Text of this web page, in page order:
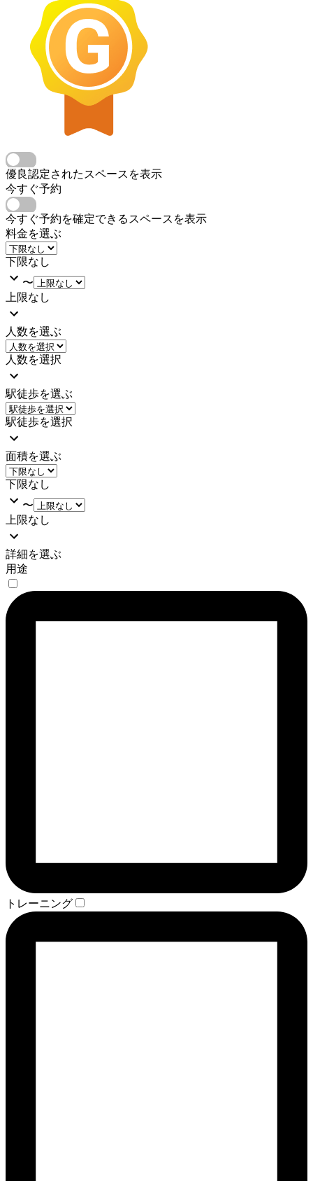
優良認定されたスペースを表示
今すぐ予約
今すぐ予約を確定できるスペースを表示
料金を選ぶ
下限なし
〜
上限なし
人数を選ぶ
人数を選択
駅徒歩を選ぶ
駅徒歩を選択
面積を選ぶ
下限なし
〜
上限なし
詳細を選ぶ
用途
トレーニング